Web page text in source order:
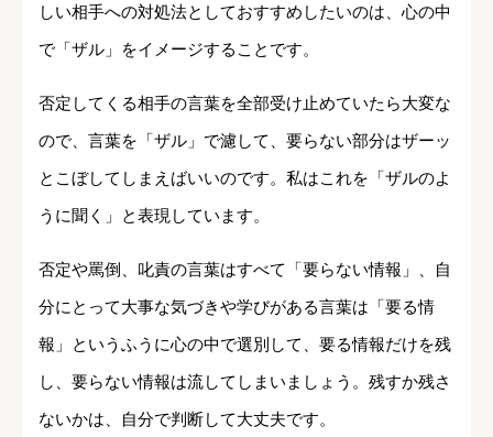
しい相手への対処法としておすすめしたいのは、心の中
で「ザル」をイメージすることです。
否定してくる相手の言葉を全部受け止めていたら大変な
ので、言葉を「ザル」で濾して、要らない部分はザーッ
とこぼしてしまえばいいのです。私はこれを「ザルのよ
うに聞く」と表現しています。
否定や罵倒、叱責の言葉はすべて「要らない情報」、自
分にとって大事な気づきや学びがある言葉は「要る情
報」というふうに心の中で選別して、要る情報だけを残
し、要らない情報は流してしまいましょう。残すか残さ
ないかは、自分で判断して大丈夫です。